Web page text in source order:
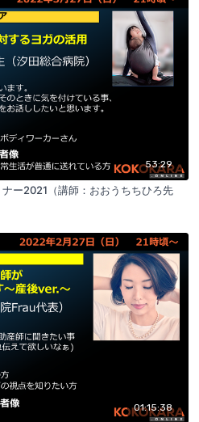
53:29
ー2021（講師：おおうちちひろ先
01:15:38